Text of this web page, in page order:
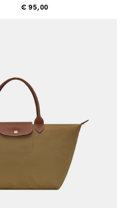
€ 95,00